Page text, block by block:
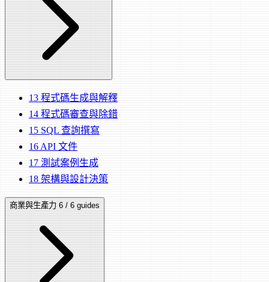
13 程式碼生成與解釋
14 程式碼審查與除錯
15 SQL 查詢撰寫
16 API 文件
17 測試案例生成
18 架構與設計決策
商業與生產力 6 / 6 guides